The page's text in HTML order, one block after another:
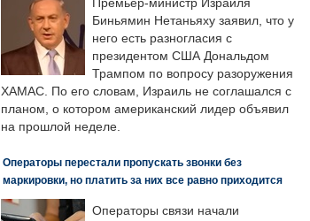
Премьер-министр Израиля
Биньямин Нетаньяху заявил, что у
него есть разногласия с
президентом США Дональдом
Трампом по вопросу разоружения
ХАМАС. По его словам, Израиль не соглашался с
планом, о котором американский лидер объявил
на прошлой неделе.
Операторы перестали пропускать звонки без
маркировки, но платить за них все равно приходится
Операторы связи начали